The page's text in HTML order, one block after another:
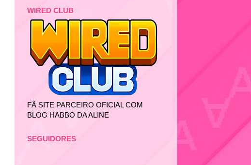
WIRED CLUB
FÃ SITE PARCEIRO OFICIAL COM
BLOG HABBO DA ALINE
SEGUIDORES